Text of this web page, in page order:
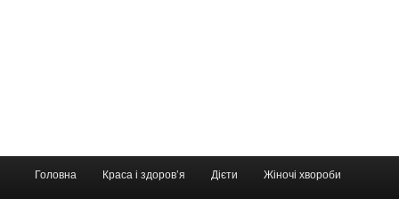
Головна Краса і здоров’я Дієти Жіночі хвороби